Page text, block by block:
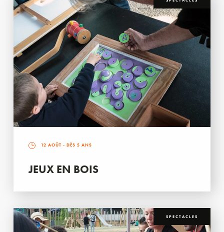
12 AOÛT - DÈS 5 ANS
JEUX EN BOIS
SPECTACLES